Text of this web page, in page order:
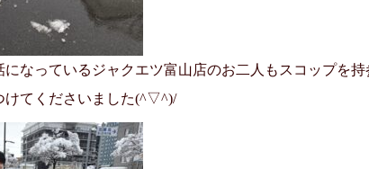
なっているジャクエツ富山店のお二人もスコップを持
けてくださいました(^▽^)/